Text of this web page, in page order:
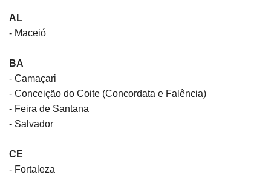
AL
- Maceió
BA
- Camaçari
- Conceição do Coite (Concordata e Falência)
- Feira de Santana
- Salvador
CE
- Fortaleza